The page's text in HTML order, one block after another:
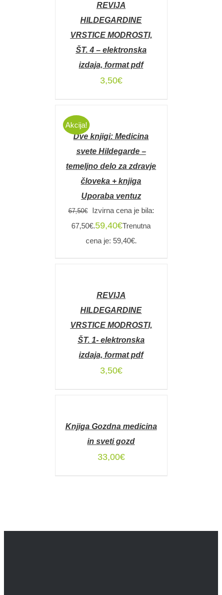
DETAILS
REVIJA
HILDEGARDINE
VRSTICE MODROSTI,
ŠT. 4 – elektronska
izdaja, format pdf
3,50€
Akcija!
KOŠARICO
DETAILS
Dve knjigi: Medicina
svete Hildegarde –
temeljno delo za zdravje
človeka + knjiga
Uporaba ventuz
67,50€
Izvirna cena je bila:
67,50€.59,40€Trenutna
cena je: 59,40€.
DETAILS
REVIJA
HILDEGARDINE
VRSTICE MODROSTI,
ŠT. 1- elektronska
izdaja, format pdf
3,50€
Knjiga Gozdna medicina
in sveti gozd
33,00€